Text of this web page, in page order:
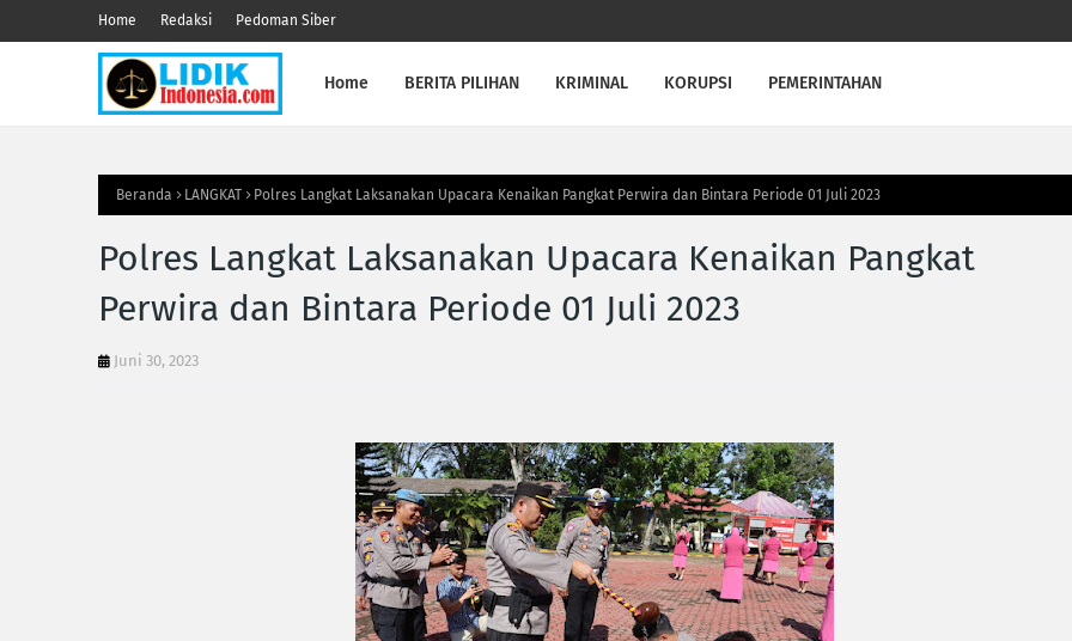
Home Redaksi Pedoman Siber
Home BERITA PILIHAN KRIMINAL KORUPSI PEMERINTAHAN
Beranda LANGKAT Polres Langkat Laksanakan Upacara Kenaikan Pangkat Perwira dan Bintara Periode 01 Juli 2023
Polres Langkat Laksanakan Upacara Kenaikan Pangkat
Perwira dan Bintara Periode 01 Juli 2023
Juni 30, 2023